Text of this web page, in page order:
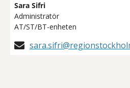
Sara Sifri
Administratör
AT/ST/BT-enheten